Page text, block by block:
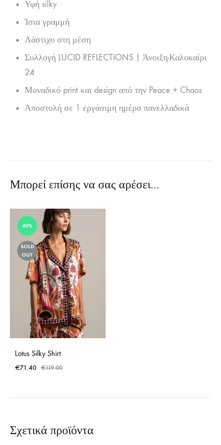
Υφή silky
Ίσια γραμμή
Λάστιχο στη μέση
Συλλογή LUCID REFLECTIONS | Άνοιξη-Καλοκαίρι
24
Μοναδικό print και design από την Peace + Chaos
Αποστολή σε 1 εργάσιμη ημέρα πανελλαδικά
Μπορεί επίσης να σας αρέσει…
40%
SOLD
OUT
Lotus Silky Shirt
€71.40 €119.00
Σχετικά προϊόντα